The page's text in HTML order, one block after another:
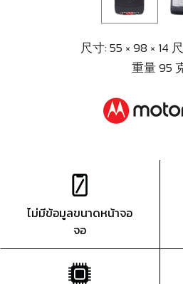
尺寸: 55 × 98 × 14
重量 95
ไม่มีข้อมูลขนาดหน้าจอ
จอ